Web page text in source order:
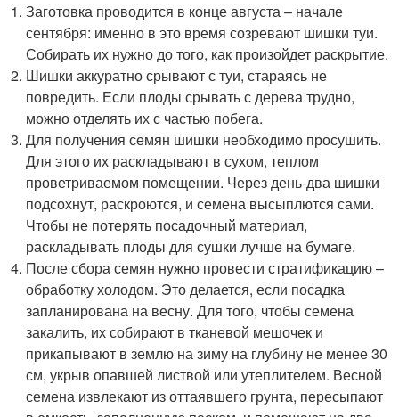
Заготовка проводится в конце августа – начале
сентября: именно в это время созревают шишки туи.
Собирать их нужно до того, как произойдет раскрытие.
Шишки аккуратно срывают с туи, стараясь не
повредить. Если плоды срывать с дерева трудно,
можно отделять их с частью побега.
Для получения семян шишки необходимо просушить.
Для этого их раскладывают в сухом, теплом
проветриваемом помещении. Через день-два шишки
подсохнут, раскроются, и семена высыплются сами.
Чтобы не потерять посадочный материал,
раскладывать плоды для сушки лучше на бумаге.
После сбора семян нужно провести стратификацию –
обработку холодом. Это делается, если посадка
запланирована на весну. Для того, чтобы семена
закалить, их собирают в тканевой мешочек и
прикапывают в землю на зиму на глубину не менее 30
см, укрыв опавшей листвой или утеплителем. Весной
семена извлекают из оттаявшего грунта, пересыпают